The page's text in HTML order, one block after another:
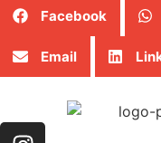
Facebook
Email